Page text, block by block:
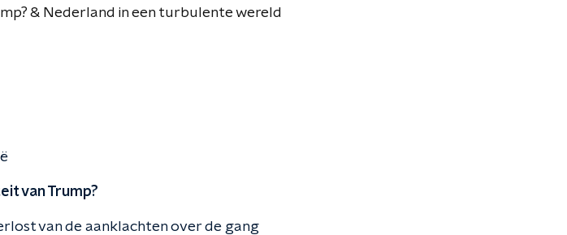
& Nederland in een turbulente wereld
van Trump?
van de aanklachten over de gang